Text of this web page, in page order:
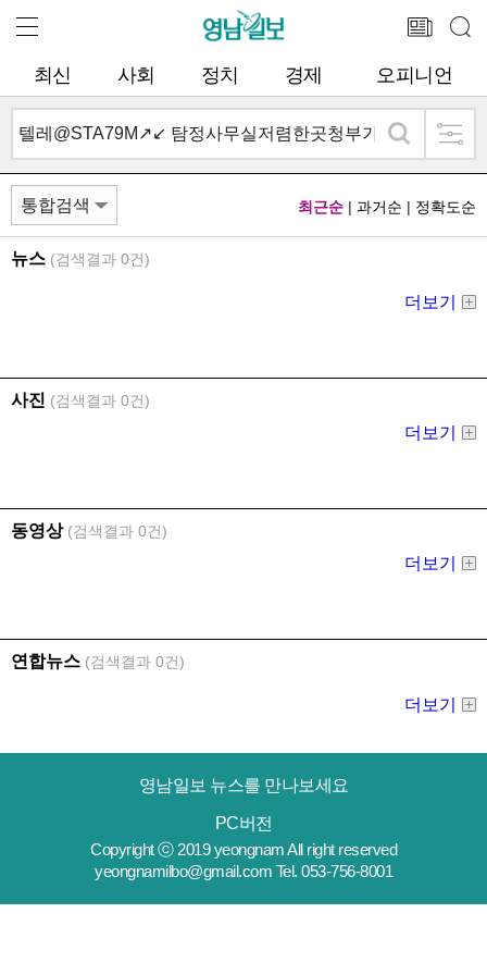
최신 사회 정치 경제 오피니언
영남일보 뉴스를 만나보세요
PC버전
Copyright ⓒ 2019 yeongnam All right reserved
yeongnamilbo@gmail.com Tel. 053-756-8001